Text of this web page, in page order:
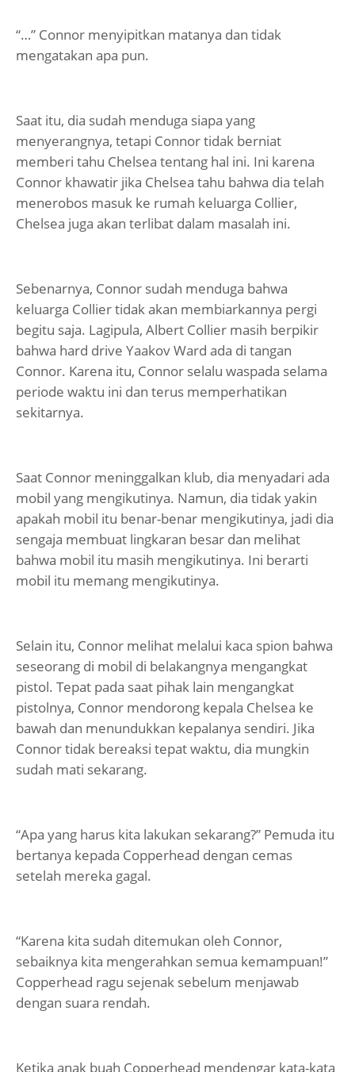
“…” Connor menyipitkan matanya dan tidak
mengatakan apa pun.
Saat itu, dia sudah menduga siapa yang
menyerangnya, tetapi Connor tidak berniat
memberi tahu Chelsea tentang hal ini. Ini karena
Connor khawatir jika Chelsea tahu bahwa dia telah
menerobos masuk ke rumah keluarga Collier,
Chelsea juga akan terlibat dalam masalah ini.
Sebenarnya, Connor sudah menduga bahwa
keluarga Collier tidak akan membiarkannya pergi
begitu saja. Lagipula, Albert Collier masih berpikir
bahwa hard drive Yaakov Ward ada di tangan
Connor. Karena itu, Connor selalu waspada selama
periode waktu ini dan terus memperhatikan
sekitarnya.
Saat Connor meninggalkan klub, dia menyadari ada
mobil yang mengikutinya. Namun, dia tidak yakin
apakah mobil itu benar-benar mengikutinya, jadi dia
sengaja membuat lingkaran besar dan melihat
bahwa mobil itu masih mengikutinya. Ini berarti
mobil itu memang mengikutinya.
Selain itu, Connor melihat melalui kaca spion bahwa
seseorang di mobil di belakangnya mengangkat
pistol. Tepat pada saat pihak lain mengangkat
pistolnya, Connor mendorong kepala Chelsea ke
bawah dan menundukkan kepalanya sendiri. Jika
Connor tidak bereaksi tepat waktu, dia mungkin
sudah mati sekarang.
“Apa yang harus kita lakukan sekarang?” Pemuda itu
bertanya kepada Copperhead dengan cemas
setelah mereka gagal.
“Karena kita sudah ditemukan oleh Connor,
sebaiknya kita mengerahkan semua kemampuan!”
Copperhead ragu sejenak sebelum menjawab
dengan suara rendah.
Ketika anak buah Copperhead mendengar kata-kata